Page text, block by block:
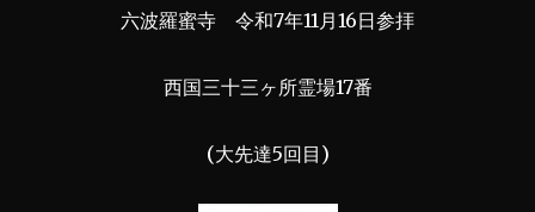
六波羅蜜寺 令和7年11月16日参拝
西国三十三ヶ所霊場17番
(大先達5回目)